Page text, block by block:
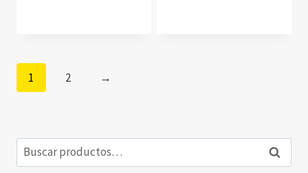
1 2 →
Buscar
por:
Buscar